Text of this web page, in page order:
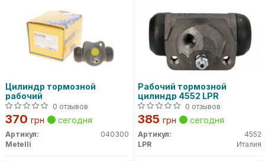
Цилиндр тормозной
рабочий
0 отзывов
370 грн сегодня
Артикул:
040300
Metelli
Рабочий тормозной
цилиндр 4552 LPR
0 отзывов
385 грн сегодня
Артикул:
4552
LPR
Италия